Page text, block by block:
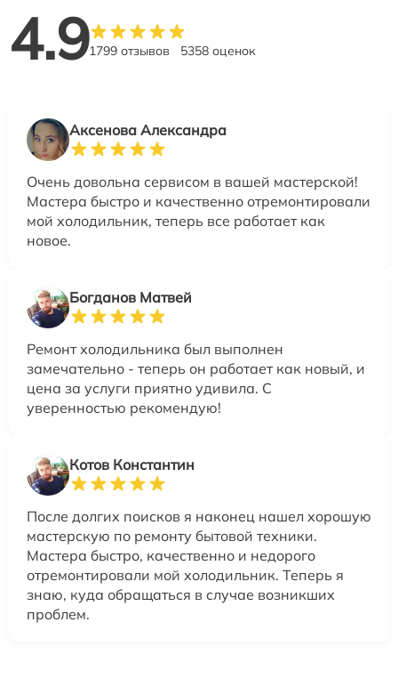
4.91799 отзывов 5358 оценок
Аксенова Александра
Очень довольна сервисом в вашей мастерской!
Мастера быстро и качественно отремонтировали
мой холодильник, теперь все работает как
новое.
Богданов Матвей
Ремонт холодильника был выполнен
замечательно - теперь он работает как новый, и
цена за услуги приятно удивила. С
уверенностью рекомендую!
Котов Константин
После долгих поисков я наконец нашел хорошую
мастерскую по ремонту бытовой техники.
Мастера быстро, качественно и недорого
отремонтировали мой холодильник. Теперь я
знаю, куда обращаться в случае возникших
проблем.